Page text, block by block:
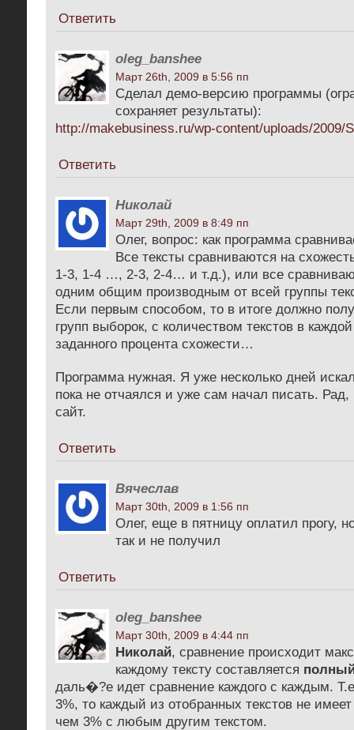
Ответить
oleg_banshee
Март 26th, 2009 в 5:56 пп
Сделал демо-версию программы
сохраняет результаты):
http://makebusiness.ru/wp-content/uploads/2009/
Ответить
Николай
Март 29th, 2009 в 8:49 пп
Олег, вопрос: как программа
Все тексты сравниваются на
1-3, 1-4 …, 2-3, 2-4… и т.д.), или все
одним общим производным от всей группы
Если первым способом, то в итоге должно
групп выборок, с количеством текстов в
заданного процента схожести…
Программа нужная. Я уже несколько дней
пока не отчаялся и уже сам начал писать.
сайт.
Ответить
Вячеслав
Март 30th, 2009 в 1:56 пп
Олег, еще в пятницу оплатил прогу,
так и не получил
Ответить
oleg_banshee
Март 30th, 2009 в 4:44 пп
Николай, сравнение происходит
каждому тексту составляется
даль�?е идет сравнение каждого с каждым.
3%, то каждый из отобранных текстов не
чем 3% с любым другим текстом.